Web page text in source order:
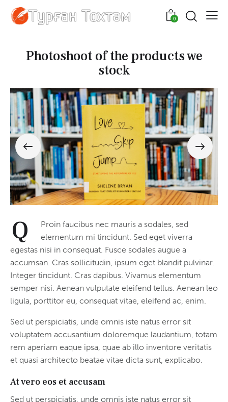
0
Photoshoot of the products we
stock
Q
Proin faucibus nec mauris a sodales, sed
elementum mi tincidunt. Sed eget viverra
egestas nisi in consequat. Fusce sodales augue a
accumsan. Cras sollicitudin, ipsum eget blandit pulvinar.
Integer tincidunt. Cras dapibus. Vivamus elementum
semper nisi. Aenean vulputate eleifend tellus. Aenean leo
ligula, porttitor eu, consequat vitae, eleifend ac, enim.
Sed ut perspiciatis, unde omnis iste natus error sit
voluptatem accusantium doloremque laudantium, totam
rem aperiam eaque ipsa, quae ab illo inventore veritatis
et quasi architecto beatae vitae dicta sunt, explicabo.
At vero eos et accusam
Sed ut perspiciatis, unde omnis iste natus error sit